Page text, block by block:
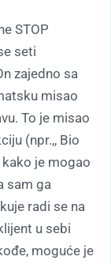
STOP
seti
zajedno sa
misao
To je misao
(npr.,, Bio
je mogao
sam ga
radi se na
u sebi
moguće je